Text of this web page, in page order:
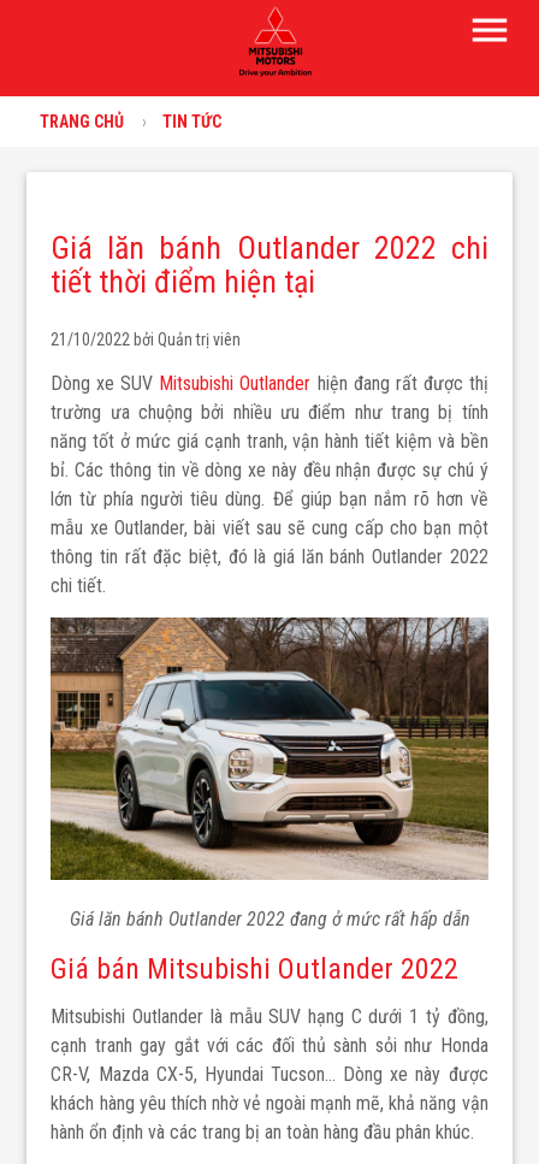
menu
TRANG CHỦ TIN TỨC
Giá lăn bánh Outlander 2022 chi
tiết thời điểm hiện tại
21/10/2022 bởiQuản trị viên
Dòng xe SUV Mitsubishi Outlander hiện đang rất được thị
trường ưa chuộng bởi nhiều ưu điểm như trang bị tính
năng tốt ở mức giá cạnh tranh, vận hành tiết kiệm và bền
bỉ. Các thông tin về dòng xe này đều nhận được sự chú ý
lớn từ phía người tiêu dùng. Để giúp bạn nắm rõ hơn về
mẫu xe Outlander, bài viết sau sẽ cung cấp cho bạn một
thông tin rất đặc biệt, đó là giá lăn bánh Outlander 2022
chi tiết.
Giá lăn bánh Outlander 2022 đang ở mức rất hấp dẫn
Giá bán Mitsubishi Outlander 2022
Mitsubishi Outlander là mẫu SUV hạng C dưới 1 tỷ đồng,
cạnh tranh gay gắt với các đối thủ sành sỏi như Honda
CR-V, Mazda CX-5, Hyundai Tucson… Dòng xe này được
khách hàng yêu thích nhờ vẻ ngoài mạnh mẽ, khả năng vận
hành ổn định và các trang bị an toàn hàng đầu phân khúc.